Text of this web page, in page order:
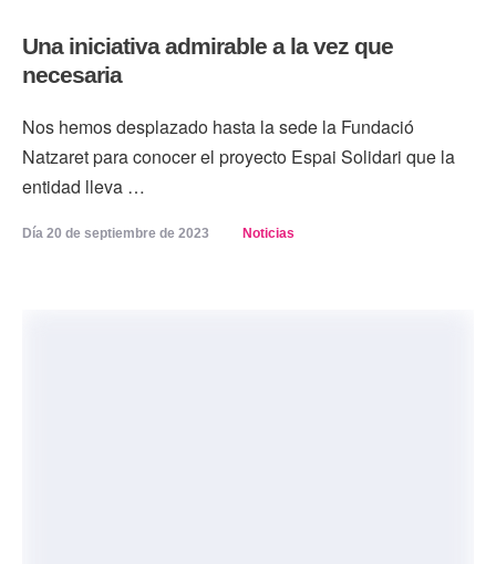
Una iniciativa admirable a la vez que
necesaria
Nos hemos desplazado hasta la sede la Fundació
Natzaret para conocer el proyecto Espai Solidari que la
entidad lleva …
Día 20 de septiembre de 2023 Noticias